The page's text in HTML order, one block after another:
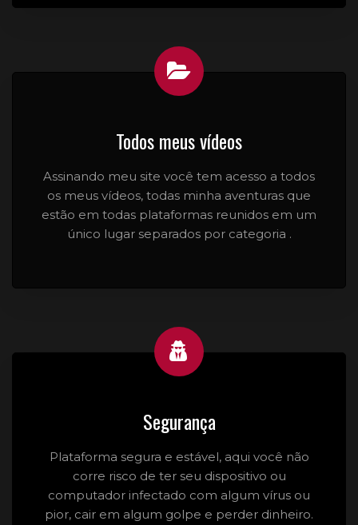
Todos meus vídeos
Assinando meu site você tem acesso a todos
os meus vídeos, todas minha aventuras que
estão em todas plataformas reunidos em um
único lugar separados por categoria .
Segurança
Plataforma segura e estável, aqui você não
corre risco de ter seu dispositivo ou
computador infectado com algum vírus ou
pior, cair em algum golpe e perder dinheiro.